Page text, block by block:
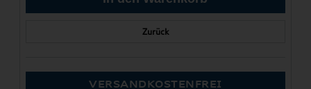
Zurück
VERSANDKOSTENFREI